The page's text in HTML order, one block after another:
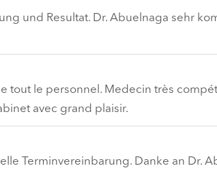
und Resultat. Dr. Abuelnaga sehr
tout le personnel. Medecin très
avec grand plaisir.
Terminvereinbarung. Danke an Dr.